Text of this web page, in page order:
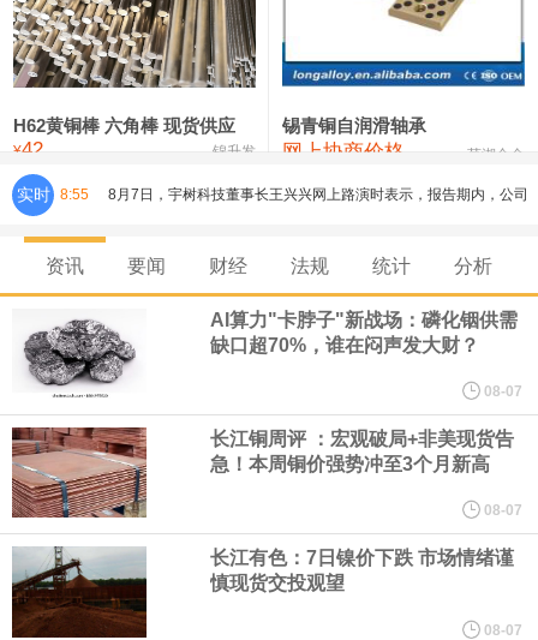
铸造铝合金锭(ZLD104) 24,300—24,500 24,400
压铸锌合金锭 26,500—26,700
氯化镍 38,300—40,300 39,300 0
H62黄铜棒 六角棒 现货供应
¥42 锦升发
锡青铜自润滑轴承
网上协商价格 芜湖合金
实时 8:55 8月7日，宇树科技董事长王兴兴网上路演时表示，报告期内，公司
研发费用金额分别为4,995.18万元、7,001.70万元、14,496.56万
元，最近3年复合增长率达70.36%，呈快速增长趋势，并形成多项
核心技术和知识产权。截至2026年1月31日，公司拥有262项专利权
（含境内发明专利20项）。
纽约期银日内涨4%，现报64.08美元/盎司。
宇树科技董事长、总经理兼首席技术官王兴兴在网上路演时表示，
经过多年研发创新和技术积累，公司逐步形成了包括一体化关节集
资讯 要闻 财经 法规 统计 分析
AI算力"卡脖子"新战场：磷化铟供需
缺口超70%，谁在闷声发大财？
08-07
长江铜周评 ：宏观破局+非美现货告
急！本周铜价强势冲至3个月新高
08-07
长江有色：7日镍价下跌 市场情绪谨
慎现货交投观望
08-07